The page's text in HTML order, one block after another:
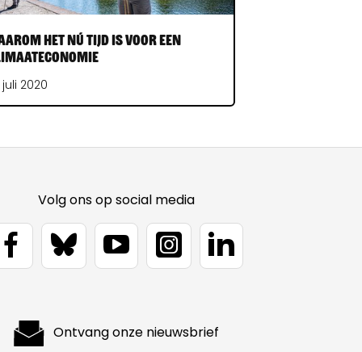
het nú tijd is voor een
juli 2020
Volg ons op social media
Ontvang onze nieuwsbrief